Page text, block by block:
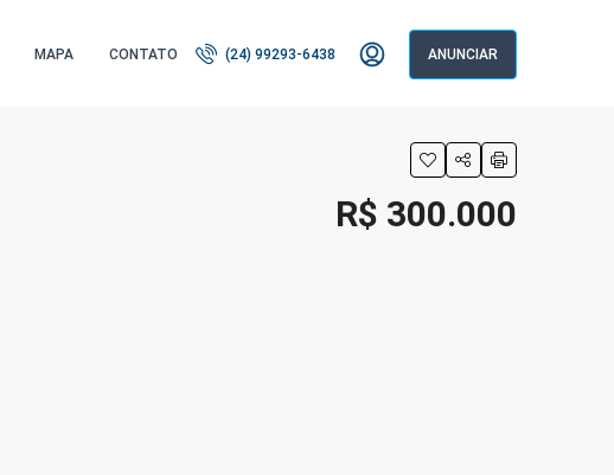
MAPA CONTATO (24) 99293-6438 ANUNCIAR
R$ 300.000